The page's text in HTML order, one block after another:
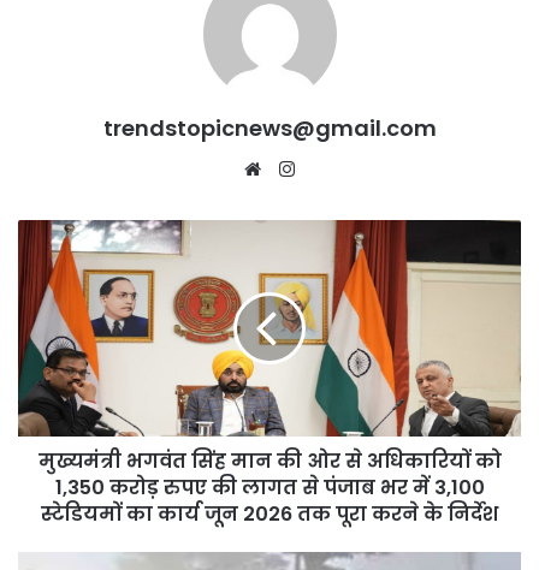
trendstopicnews@gmail.com
Website
मुख्यमंत्री
भगवंत
सिंह
मान
की
ओर
से
अधिकारियों
को
1,350
मुख्यमंत्री भगवंत सिंह मान की ओर से अधिकारियों को
1,350 करोड़ रुपए की लागत से पंजाब भर में 3,100
स्टेडियमों का कार्य जून 2026 तक पूरा करने के निर्देश